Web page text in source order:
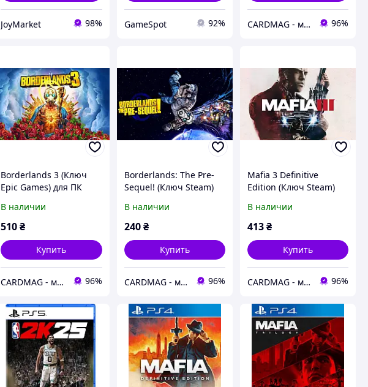
JoyMarket 98% GameSpot 92% CARDMAG - мультивалютный платежный сервис 96%
Borderlands 3 (Ключ
Epic Games) для ПК
В наличии
510₴
Купить
CARDMAG - мультивалютный платежный сервис 96%
Borderlands: The Pre-
Sequel! (Ключ Steam)
В наличии
240 ₴
Купить
CARDMAG - мультивалютный платежный сервис 96%
Mafia 3 Definitive
Edition (Ключ Steam)
В наличии
413₴
Купить
CARDMAG - мультивалютный платежный сервис 96%